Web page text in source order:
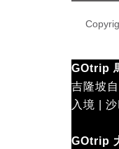
GOtrip
吉隆坡
入境
GOtrip